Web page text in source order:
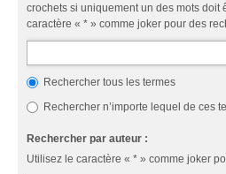
crochets si uniquement un des mots doit
caractère « * » comme joker pour des
Rechercher tous les termes
Rechercher n’importe lequel de ces
Rechercher par auteur :
Utilisez le caractère « * » comme joker